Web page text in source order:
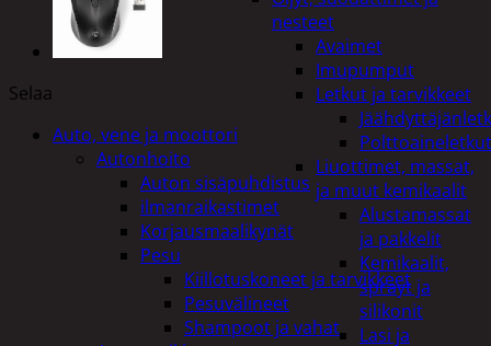
nesteet
Avaimet
Imupumput
Letkut ja tarvikkeet
Polttoaineletkut
Liuottimet, massat,
ja muut kemikaalit
Alustamassat
ja pakkelit
Kemikaalit,
sprayt ja
silikonit
Lasi ja
Selaa
Auto, vene ja moottori
Autonhoito
Auton sisäpuhdistus
ilmanraikastimet
Korjausmaalikynät
Pesu
Kiillotuskoneet ja tarvikkeet
Pesuvälineet
Shampoot ja vahat